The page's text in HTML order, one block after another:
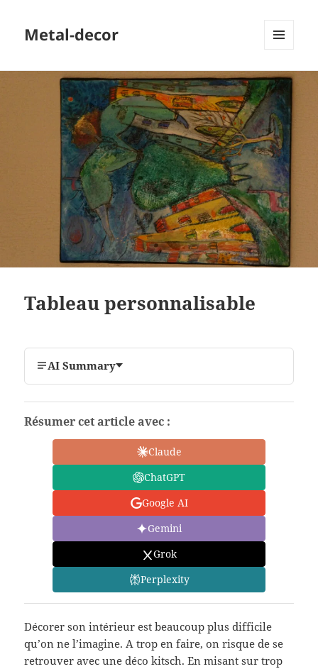
Metal-decor
WIDGETS
Tableau personnalisable
AI Summary
Résumer cet article avec :
Claude
ChatGPT
Google AI
Gemini
Grok
Perplexity
Décorer son intérieur est beaucoup plus difficile
qu’on ne l’imagine. A trop en faire, on risque de se
retrouver avec une déco kitsch. En misant sur trop